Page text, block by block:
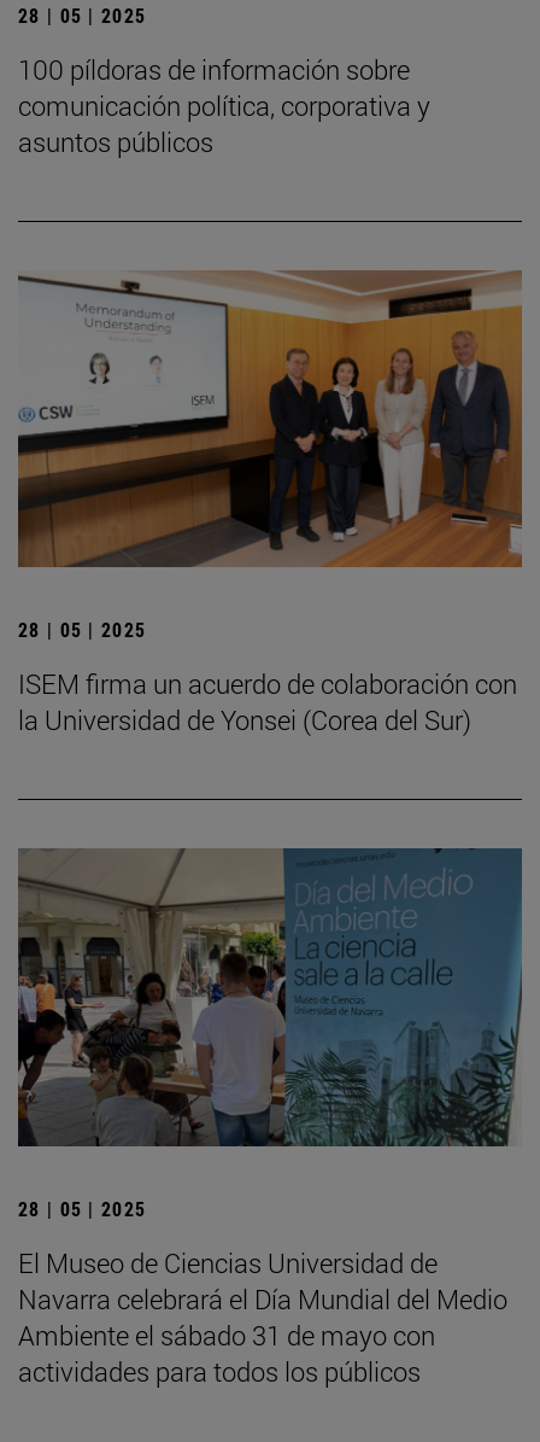
28 | 05 | 2025
100 píldoras de información sobre
comunicación política, corporativa y
asuntos públicos
28 | 05 | 2025
ISEM firma un acuerdo de colaboración con
la Universidad de Yonsei (Corea del Sur)
28 | 05 | 2025
El Museo de Ciencias Universidad de
Navarra celebrará el Día Mundial del Medio
Ambiente el sábado 31 de mayo con
actividades para todos los públicos